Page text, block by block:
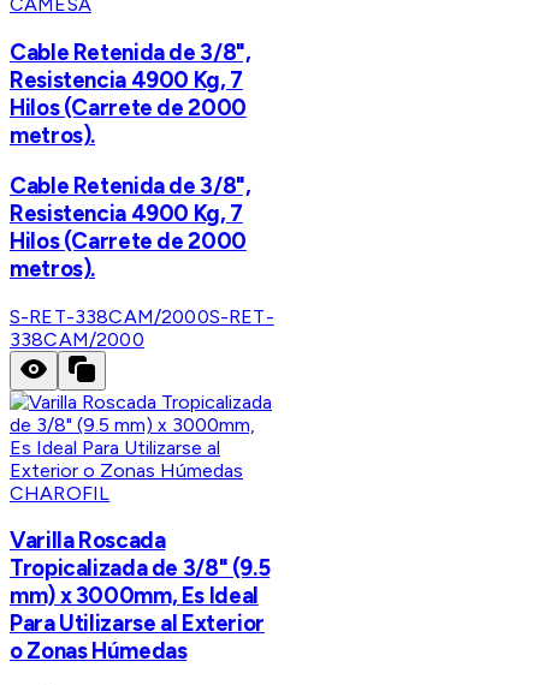
CAMESA
Cable Retenida de 3/8",
Resistencia 4900 Kg, 7
Hilos (Carrete de 2000
metros).
Cable Retenida de 3/8",
Resistencia 4900 Kg, 7
Hilos (Carrete de 2000
metros).
S-RET-338CAM/2000S-RET-
338CAM/2000
CHAROFIL
Varilla Roscada
Tropicalizada de 3/8" (9.5
mm) x 3000mm, Es Ideal
Para Utilizarse al Exterior
o Zonas Húmedas